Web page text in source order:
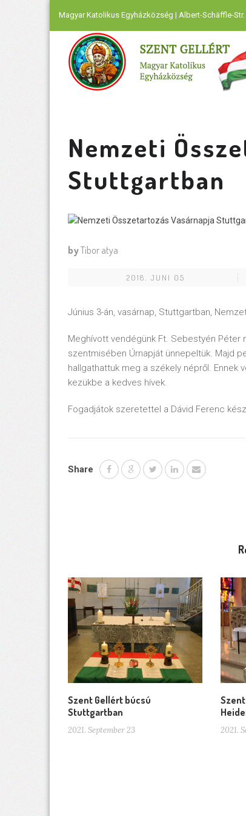
Magyar Katolikus Egyházközség | Albert-Schäffle-
Nemzeti
Stuttgartban
byTibor atya
2018. JUNI 05
Június 3-án, vasárnap, Stuttgartban,
Meghívott vendégünk Ft. Sebestyén Péter
szentmisében Úrnapját ünnepeltük. Majd
hallgathattuk meg a székely népről.
kezükbe a kedves hívek.
Fogadjátok szeretettel a Dávid Ferenc
Share
Szent Gellért búcsú
Stuttgartban
2021. September 23 2021.